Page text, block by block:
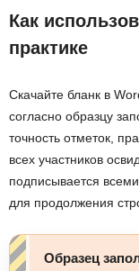
Как
практике
Скачайте бланк в
согласно образцу
точность отметок,
всех участников
подписывается
для продолжения
Образец